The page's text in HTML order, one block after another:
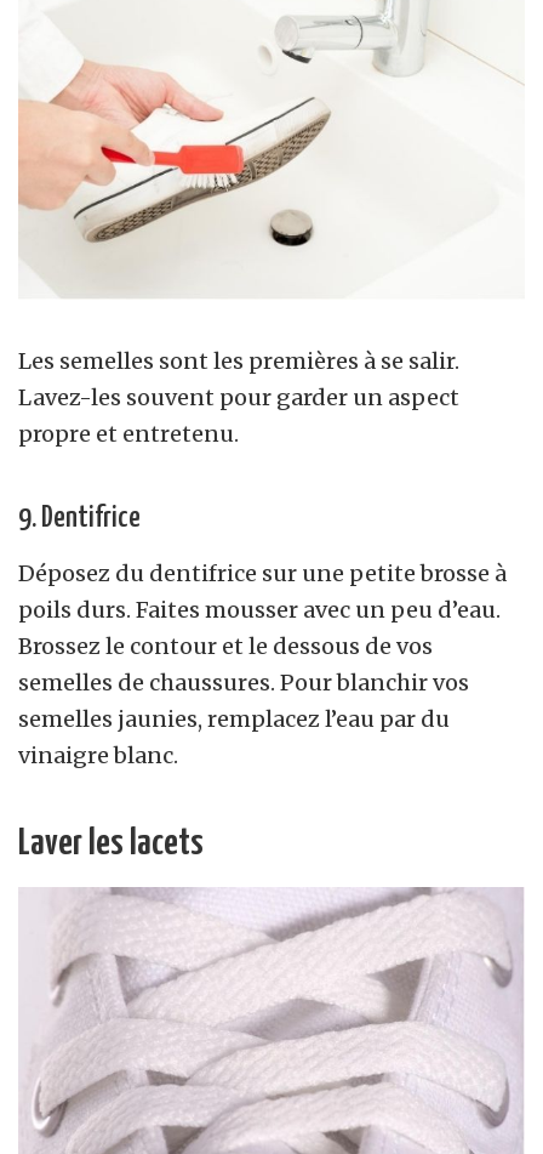
Les semelles sont les premières à se salir.
Lavez-les souvent pour garder un aspect
propre et entretenu.
9. Dentifrice
Déposez du dentifrice sur une petite brosse à
poils durs. Faites mousser avec un peu d’eau.
Brossez le contour et le dessous de vos
semelles de chaussures. Pour blanchir vos
semelles jaunies, remplacez l’eau par du
vinaigre blanc.
Laver les lacets